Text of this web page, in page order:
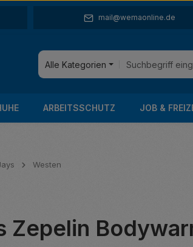
mail@wemaonline.de
Alle Kategorien
ARBEITSSCHUTZ JOB &
Westen
Sternen
Zepelin